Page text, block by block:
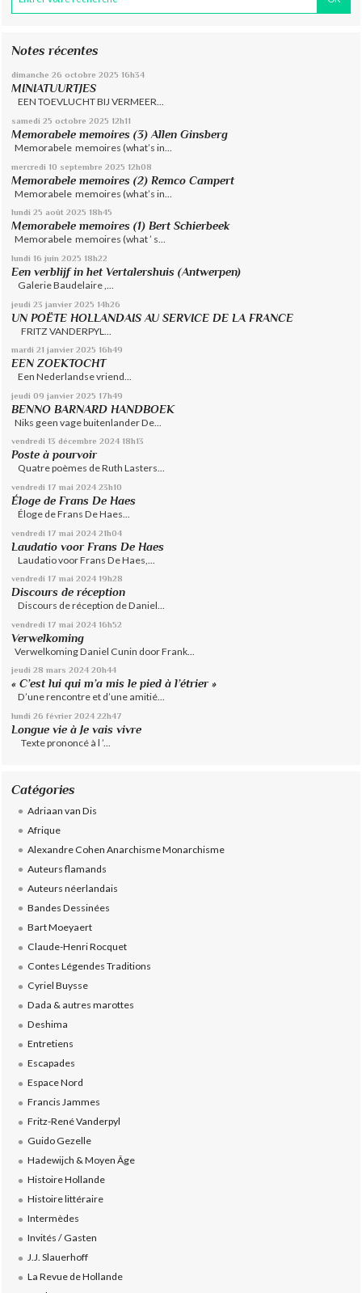
Notes récentes
dimanche 26 octobre 2025 16h34
MINIATUURTJES
EEN TOEVLUCHT BIJ VERMEER...
samedi 25 octobre 2025 12h11
Memorabele memoires (3) Allen Ginsberg
Memorabele memoires (what’s in...
mercredi 10 septembre 2025 12h08
Memorabele memoires (2) Remco Campert
Memorabele memoires (what’s in...
lundi 25 août 2025 18h45
Memorabele memoires (1) Bert Schierbeek
Memorabele memoires (what ’ s...
lundi 16 juin 2025 18h22
Een verblijf in het Vertalershuis (Antwerpen)
Galerie Baudelaire ,...
jeudi 23 janvier 2025 14h26
UN POËTE HOLLANDAIS AU SERVICE DE LA FRANCE
FRITZ VANDERPYL...
mardi 21 janvier 2025 16h49
EEN ZOEKTOCHT
Een Nederlandse vriend...
jeudi 09 janvier 2025 17h49
BENNO BARNARD HANDBOEK
Niks geen vage buitenlander De...
vendredi 13 décembre 2024 18h13
Poste à pourvoir
Quatre poèmes de Ruth Lasters...
vendredi 17 mai 2024 23h10
Éloge de Frans De Haes
Éloge de Frans De Haes...
vendredi 17 mai 2024 21h04
Laudatio voor Frans De Haes
Laudatio voor Frans De Haes,...
vendredi 17 mai 2024 19h28
Discours de réception
Discours de réception de Daniel...
vendredi 17 mai 2024 16h52
Verwelkoming
Verwelkoming Daniel Cunin door Frank...
jeudi 28 mars 2024 20h44
« C’est lui qui m’a mis le pied à l’étrier »
D’une rencontre et d’une amitié...
lundi 26 février 2024 22h47
Longue vie à Je vais vivre
Texte prononcé à l ’...
Catégories
Adriaan van Dis
Afrique
Alexandre Cohen Anarchisme Monarchisme
Auteurs flamands
Auteurs néerlandais
Bandes Dessinées
Bart Moeyaert
Claude-Henri Rocquet
Contes Légendes Traditions
Cyriel Buysse
Dada & autres marottes
Deshima
Entretiens
Escapades
Espace Nord
Francis Jammes
Fritz-René Vanderpyl
Guido Gezelle
Hadewijch & Moyen Âge
Histoire Hollande
Histoire littéraire
Intermèdes
Invités / Gasten
J.J. Slauerhoff
La Revue de Hollande